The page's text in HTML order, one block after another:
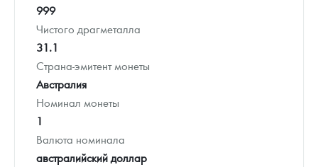
999
Чистого драгметалла
31.1
Страна-эмитент монеты
Австралия
Номинал монеты
1
Валюта номинала
австралийский доллар